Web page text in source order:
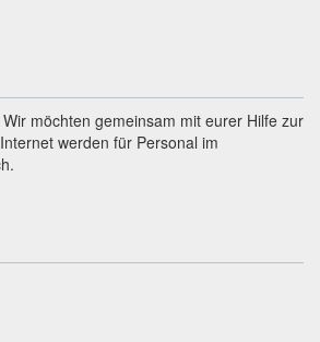
möchten gemeinsam mit eurer Hilfe zur
werden für Personal im